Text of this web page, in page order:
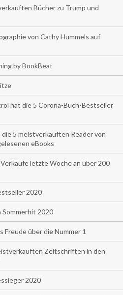
Bücher zu Trump und
von Cathy Hummels auf
by BookBeat
hat die 5 Corona-Buch-Bestseller
5 meistverkauften Reader von
eBooks
letzte Woche an über 200
2020
2020
Freude über die Nummer 1
Zeitschriften in den
2020